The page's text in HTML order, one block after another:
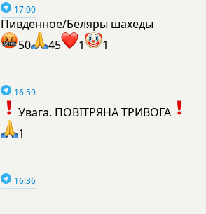
17:00
Пивденное/Беляры шахеды
50
45 1 1
16:59
Увага. ПОВІТРЯНА ТРИВОГА
1
16:36